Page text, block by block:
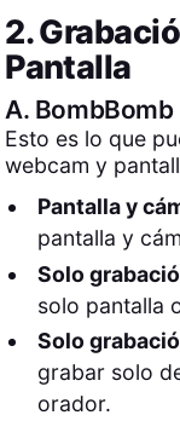
2.
Pantalla
A. BombBomb
Esto es lo que
webcam y
Pantalla y
pantalla y
Solo
solo pantalla
Solo
grabar solo
orador.